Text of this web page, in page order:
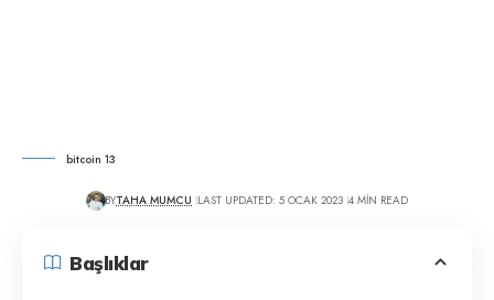
bitcoin 13
BYTAHA MUMCU LAST UPDATED: 5 OCAK 2023 4 MIN READ
Başlıklar